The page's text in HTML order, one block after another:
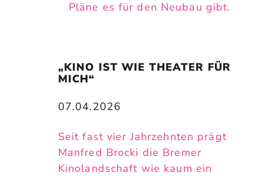
Pläne es für den Neubau gibt.
„KINO IST WIE THEATER FÜR
MICH“
07.04.2026
Seit fast vier Jahrzehnten prägt
Manfred Brocki die Bremer
Kinolandschaft wie kaum ein